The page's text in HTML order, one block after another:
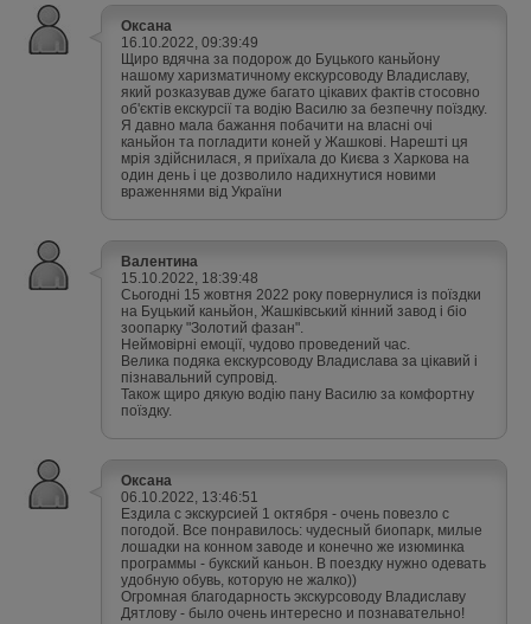
Оксана
16.10.2022, 09:39:49
Щиро вдячна за подорож до Буцького каньйону
нашому харизматичному екскурсоводу Владиславу,
який розказував дуже багато цікавих фактів стосовно
об'єктів екскурсії та водію Василю за безпечну поїздку.
Я давно мала бажання побачити на власні очі
каньйон та погладити коней у Жашкові. Нарешті ця
мрія здійснилася, я приїхала до Києва з Харкова на
один день і це дозволило надихнутися новими
враженнями від України
Валентина
15.10.2022, 18:39:48
Сьогодні 15 жовтня 2022 року повернулися із поїздки
на Буцький каньйон, Жашківський кінний завод і біо
зоопарку "Золотий фазан".
Неймовірні емоції, чудово проведений час.
Велика подяка екскурсоводу Владислава за цікавий і
пізнавальний супровід.
Також щиро дякую водію пану Василю за комфортну
поїздку.
Оксана
06.10.2022, 13:46:51
Ездила с экскурсией 1 октября - очень повезло с
погодой. Все понравилось: чудесный биопарк, милые
лошадки на конном заводе и конечно же изюминка
программы - букский каньон. В поездку нужно одевать
удобную обувь, которую не жалко))
Огромная благодарность экскурсоводу Владиславу
Дятлову - было очень интересно и познавательно!